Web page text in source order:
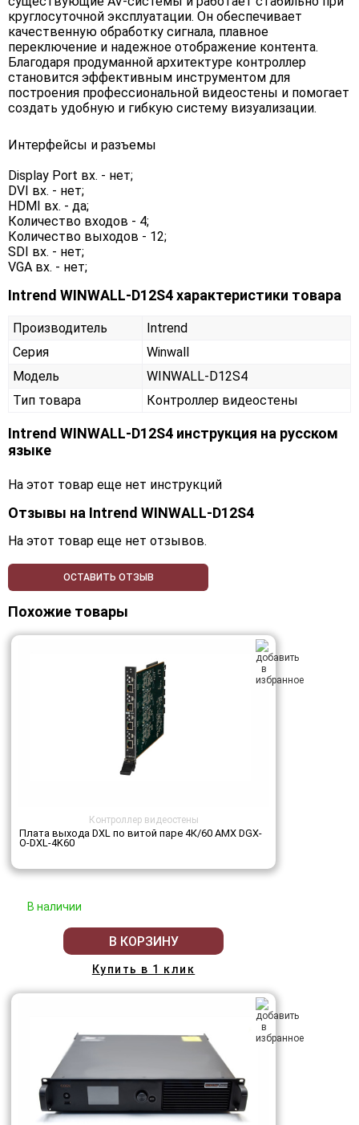
круглосуточной эксплуатации. Он обеспечивает
качественную обработку сигнала, плавное
переключение и надежное отображение контента.
Благодаря продуманной архитектуре контроллер
становится эффективным инструментом для
построения профессиональной видеостены и помогает
создать удобную и гибкую систему визуализации.
Интерфейсы и разъемы
Display Port вх. - нет;
DVI вх. - нет;
HDMI вх. - да;
Количество входов - 4;
Количество выходов - 12;
SDI вх. - нет;
VGA вх. - нет;
Intrend WINWALL-D12S4 характеристики товара
Производитель
Intrend
Серия
Winwall
Модель
WINWALL-D12S4
Тип товара
Контроллер видеостены
Intrend WINWALL-D12S4 инструкция на русском
языке
На этот товар еще нет инструкций
Отзывы на Intrend WINWALL-D12S4
На этот товар еще нет отзывов.
ОСТАВИТЬ ОТЗЫВ
Похожие товары
Контроллер видеостены
Плата выхода DXL по витой паре 4К/60 AMX DGX-
O-DXL-4K60
В наличии
В КОРЗИНУ
Купить в 1 клик